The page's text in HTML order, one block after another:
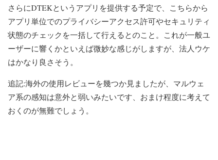
さらにDTEKというアプリを提供する予定で、こちらから
アプリ単位でのプライバシーアクセス許可やセキュリティ
状態のチェックを一括して行えるとのこと。これが一般ユ
ーザーに響くかといえば微妙な感じがしますが、法人ウケ
はかなり良さそう。
追記:海外の使用レビューを幾つか見ましたが、マルウェ
ア系の感知は意外と弱いみたいです、おまけ程度に考えて
おくのが無難でしょう。